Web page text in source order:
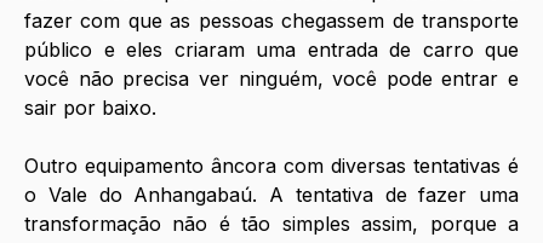
fazer com que as pessoas chegassem de transporte
público e eles criaram uma entrada de carro que
você não precisa ver ninguém, você pode entrar e
sair por baixo.
Outro equipamento âncora com diversas tentativas é
o Vale do Anhangabaú. A tentativa de fazer uma
transformação não é tão simples assim, porque a